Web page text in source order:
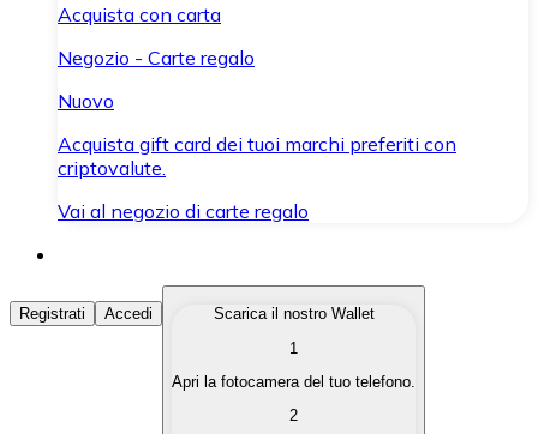
Acquista con carta
Negozio - Carte regalo
Nuovo
Acquista gift card dei tuoi marchi preferiti con
criptovalute.
Vai al negozio di carte regalo
Acquista Criptovalute
Acquista le criptovalute che ti interessano in modo
Registrati Accedi
Scarica il nostro Wallet
1
Apri la fotocamera del tuo telefono.
2